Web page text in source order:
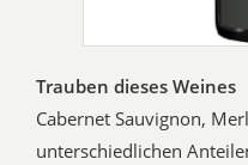
Trauben dieses Weines
Cabernet Sauvignon,
unterschiedlichen